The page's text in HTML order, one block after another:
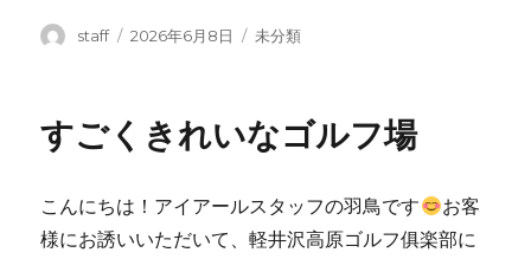
投
staff
投
2026年6月8日
カ
ー
未分類
すごくきれいなゴルフ場
こんにちは！アイアールスタッフの羽鳥です
お客
様にお誘いいただいて、軽井沢高原ゴルフ俱楽部に